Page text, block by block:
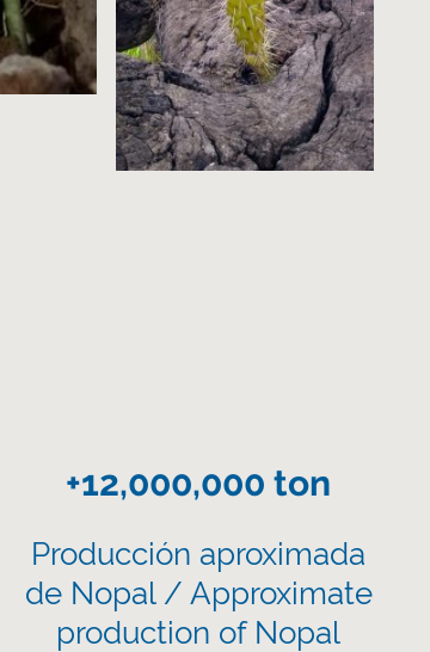
+12,000,000 ton
Producción aproximada
de Nopal / Approximate
production of Nopal